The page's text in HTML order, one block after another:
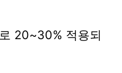
20~30% 적용되